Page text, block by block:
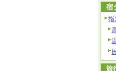
宿
指
旅